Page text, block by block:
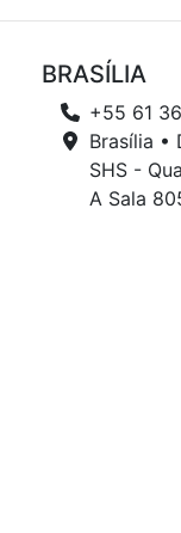
BRASÍLIA
+55 61
Brasília •
SHS -
A Sala